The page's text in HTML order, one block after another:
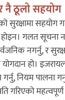
नै ठूलो सहयोग
सुरक्षामा सहयोग
होइन। गलत
नगर्नु, र
योगदान हो।
नियम पालना
गरिएको